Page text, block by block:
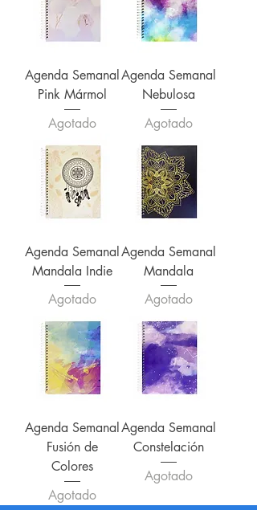
Agenda Semanal
Pink Mármol
Agotado
Agenda Semanal
Nebulosa
Agotado
Agenda Semanal
Mandala Indie
Agotado
Agenda Semanal
Mandala
Agotado
Agenda Semanal
Fusión de
Colores
Agotado
Agenda Semanal
Constelación
Agotado